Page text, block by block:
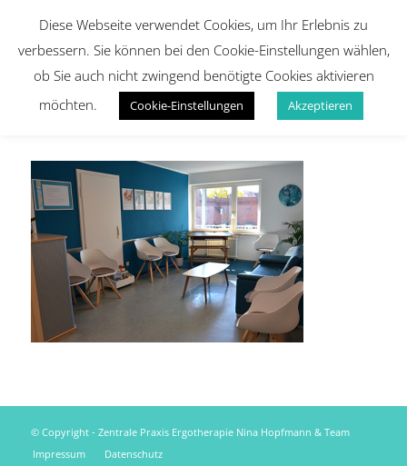
© Copyright - Zentrale Praxis Ergotherapie Nina Hopfmann & Team
Impressum
Datenschutz
Diese Webseite verwendet Cookies, um Ihr Erlebnis zu
verbessern. Sie können bei den Cookie-Einstellungen wählen,
ob Sie auch nicht zwingend benötigte Cookies aktivieren
möchten.
Cookie-Einstellungen Akzeptieren